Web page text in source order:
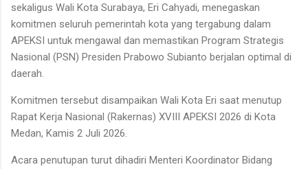
sekaligus Wali Kota Surabaya, Eri Cahyadi, menegaskan
komitmen seluruh pemerintah kota yang tergabung dalam
APEKSI untuk mengawal dan memastikan Program Strategis
Nasional (PSN) Presiden Prabowo Subianto berjalan optimal di
daerah.
Komitmen tersebut disampaikan Wali Kota Eri saat menutup
Rapat Kerja Nasional (Rakernas) XVIII APEKSI 2026 di Kota
Medan, Kamis 2 Juli 2026.
Acara penutupan turut dihadiri Menteri Koordinator Bidang